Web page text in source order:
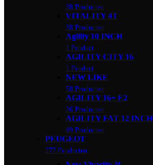
38 Producten
VITALITY 4T
38 Producten
Agility 10 INCH
1 Product
AGILITY CITY 16
1 Product
NEW LIKE
58 Producten
AGILITY 16+ E2
26 Producten
AGILITY FAT 12 INCH
49 Producten
PEUGEOT
277 Producten